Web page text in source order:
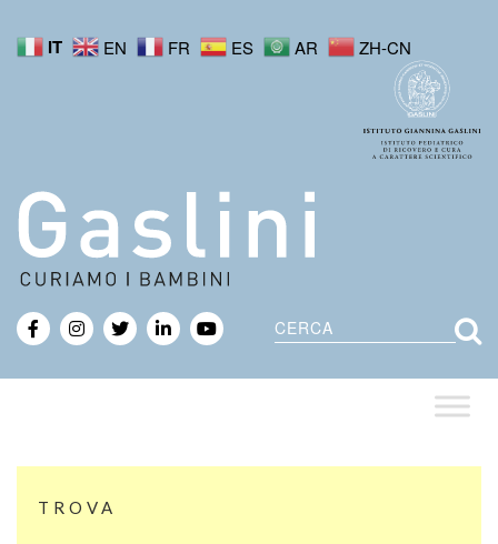
IT EN FR ES AR ZH-CN
Cerca
TROVA